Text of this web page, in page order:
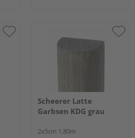
Scheerer Latte
Garbsen KDG grau
2x5cm 1,80m